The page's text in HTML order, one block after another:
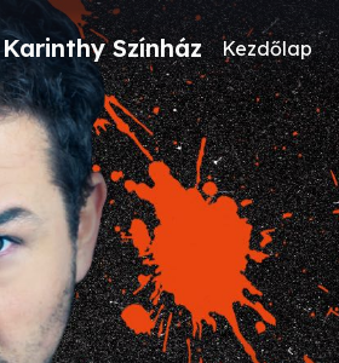
Karinthy Színház Kezdőlap